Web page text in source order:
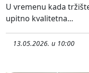
U vremenu kada
upitno kvalitetna...
13.05.2026. u 10:00